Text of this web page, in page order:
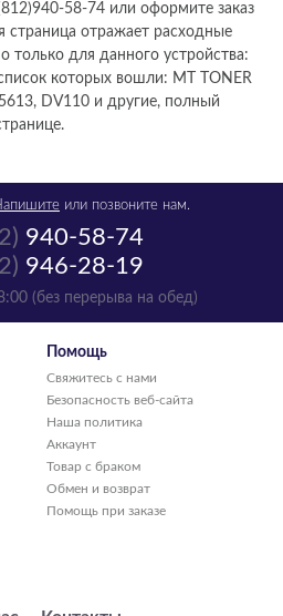
58-74 или оформите заказ
страница отражает расходные
только для данного устройства:
которых вошли: MT TONER
DV110 и другие, полный
940-58-74
946-28-19
(без перерыва на обед)
или позвоните нам.
Помощь
Свяжитесь с нами
Безопасность веб-сайта
Наша политика
Аккаунт
Товар с браком
Обмен и возврат
Помощь при заказе